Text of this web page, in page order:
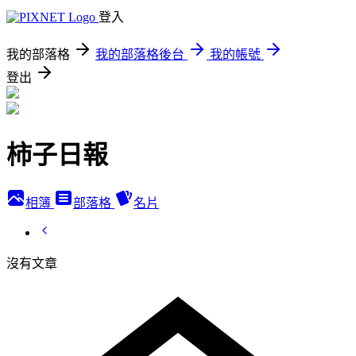
登入
我的部落格 我的部落格後台
我的帳號
登出
柿子日報
相簿 部落格 名片
沒有文章